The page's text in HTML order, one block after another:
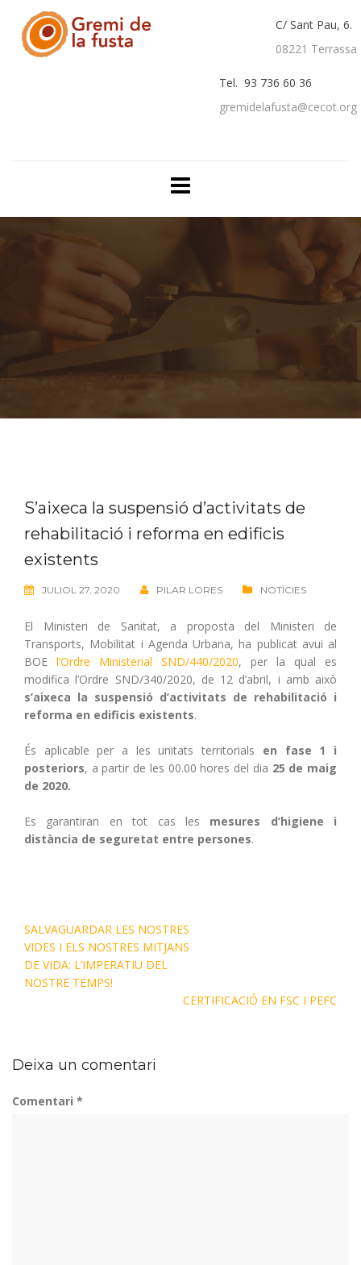
C/ Sant Pau, 6.
08221 Terrassa
Tel. 93 736 60 36
gremidelafusta@cecot.org
S’aixeca la suspensió d’activitats de
rehabilitació i reforma en edificis
existents
JULIOL 27, 2020 PILAR LORES NOTÍCIES
El Ministeri de Sanitat, a proposta del Ministeri de
Transports, Mobilitat i Agenda Urbana, ha publicat avui al
BOE l’Ordre Ministerial SND/440/2020, per la qual es
modifica l’Ordre SND/340/2020, de 12 d’abril, i amb això
s’aixeca la suspensió d’activitats de rehabilitació i
reforma en edificis existents.
És aplicable per a les unitats territorials en fase 1 i
posteriors, a partir de les 00.00 hores del dia 25 de maig
de 2020.
Es garantiran en tot cas les mesures d’higiene i
distància de seguretat entre persones.
SALVAGUARDAR LES NOSTRES
VIDES I ELS NOSTRES MITJANS
DE VIDA: L’IMPERATIU DEL
NOSTRE TEMPS!
CERTIFICACIÓ EN FSC I PEFC
Deixa un comentari
Comentari *